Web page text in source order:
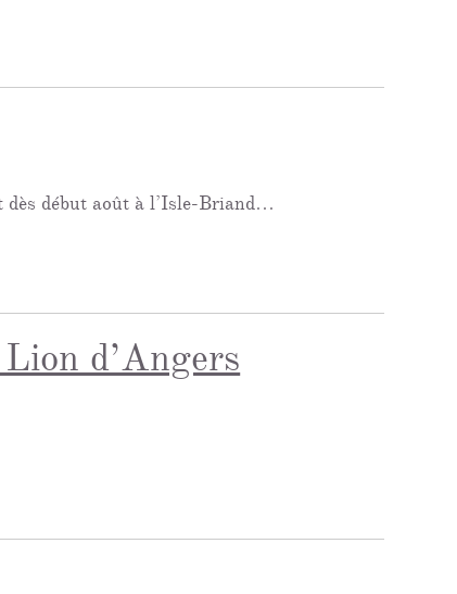
dès début août à l’Isle-Briand…
d’Angers